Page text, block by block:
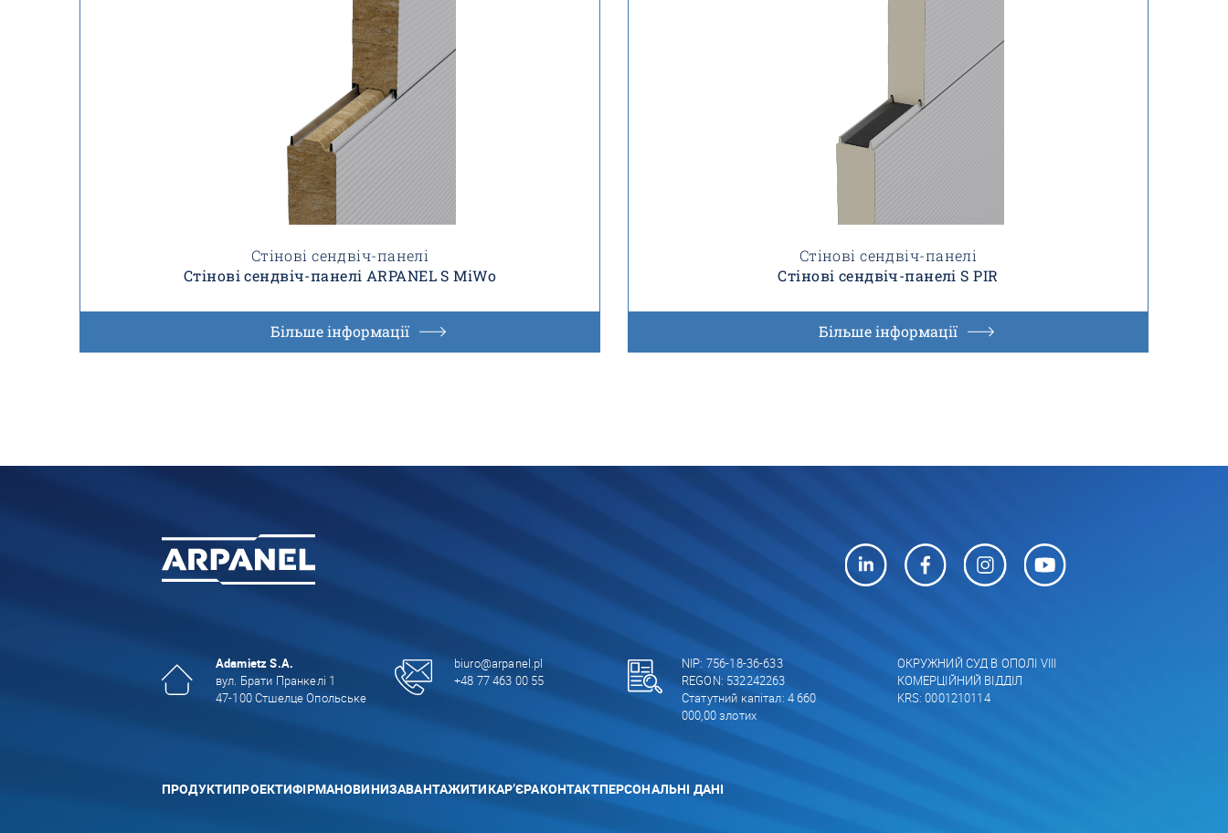
Стінові сендвіч-панелі
Стінові сендвіч-панелі ARPANEL S MiWo
Більше інформації
Стінові сендвіч-панелі
Стінові сендвіч-панелі S PIR
Більше інформації
Adamietz S.A.
вул. Брати Пранкелі 1
47-100 Стшелце Опольське
biuro@arpanel.pl
+48 77 463 00 55
NIP: 756-18-36-633
REGON: 532242263
Статутний капітал: 4 660
000,00 злотих
ОКРУЖНИЙ СУД В ОПОЛІ VIII
КОМЕРЦІЙНИЙ ВІДДІЛ
KRS: 0001210114
ПРОДУКТИПРОЕКТИФІРМАНОВИНИЗАВАНТАЖИТИКАР’ЄРАКОНТАКТПЕРСОНАЛЬНІ ДАНІ